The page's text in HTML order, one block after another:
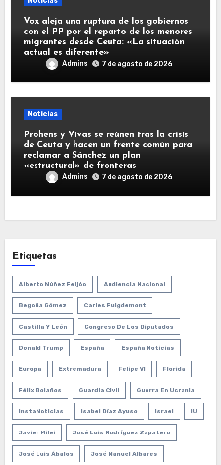
Vox aleja una ruptura de los gobiernos
con el PP por el reparto de los menores
migrantes desde Ceuta: «La situación
actual es diferente»
Admins 7 de agosto de 2026
Noticias
Prohens y Vivas se reúnen tras la crisis
de Ceuta y hacen un frente común para
reclamar a Sánchez un plan
«estructural» de fronteras
Admins 7 de agosto de 2026
Etiquetas
Alberto Núñez Feijóo Audiencia Nacional
Begoña Gómez Carles Puigdemont
Castilla Y León Congreso De Los Diputados
Donald Trump España España Noticias
Europa Extremadura Felipe VI Florida
Félix Bolaños Guardia Civil Guerra En Ucrania
InstaNoticias Isabel Díaz Ayuso Israel IU
Javier Milei José Luis Rodríguez Zapatero
José Luis Ábalos José Manuel Albares